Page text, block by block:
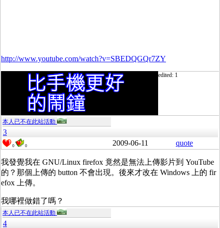
http://www.youtube.com/watch?v=SBEDQGQr7ZY
edited: 1
本人已不在此站活動
3
0 0 2009-06-11 quote
我發覺我在 GNU/Linux firefox 竟然是無法上傳影片到 YouTube
的？那個上傳的 button 不會出現。後來才改在 Windows 上的 fir
efox 上傳。
我哪裡做錯了嗎？
本人已不在此站活動
4